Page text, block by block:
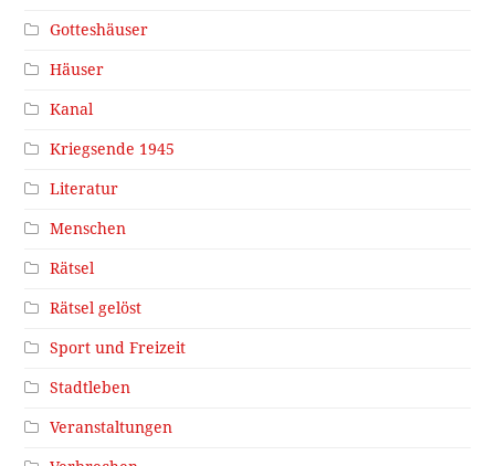
Gotteshäuser
Häuser
Kanal
Kriegsende 1945
Literatur
Menschen
Rätsel
Rätsel gelöst
Sport und Freizeit
Stadtleben
Veranstaltungen